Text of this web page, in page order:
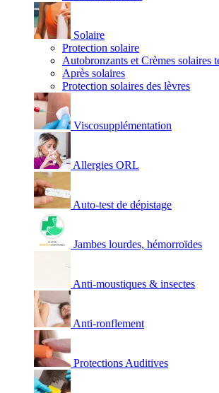
Solaire
Protection solaire
Autobronzants et Crèmes solaires
Après solaires
Protection solaires des lèvres
Viscosupplémentation
Allergies ORL
Auto-test de dépistage
Jambes lourdes, hémorroïdes
Anti-moustiques & insectes
Anti-ronflement
Protections Auditives